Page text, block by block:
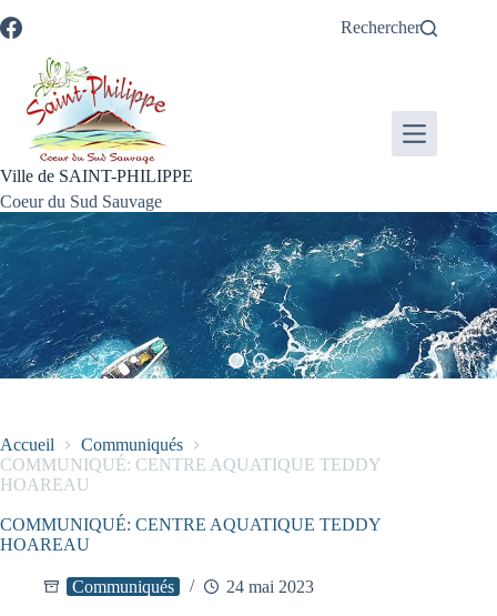
au
au
à
recherche
au
Rechercher
Ville de SAINT-PHILIPPE
Coeur du Sud Sauvage
Accueil
Communiqués
COMMUNIQUÉ: CENTRE AQUATIQUE TEDDY
HOAREAU
COMMUNIQUÉ: CENTRE AQUATIQUE TEDDY
HOAREAU
Communiqués 24 mai 2023